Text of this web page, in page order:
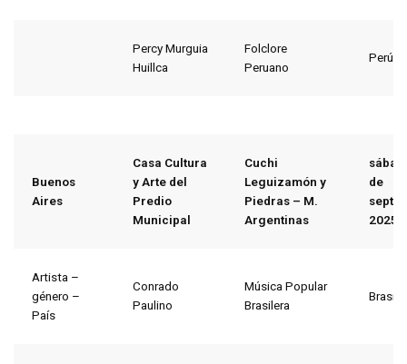
Percy Murguia
Huillca
Folclore
Peruano
Perú
Buenos
Aires
Casa Cultura
y Arte del
Predio
Municipal
Cuchi
Leguizamón y
Piedras – M.
Argentinas
de
2025
Artista –
género –
País
Conrado
Paulino
Música Popular
Brasilera
Brasil